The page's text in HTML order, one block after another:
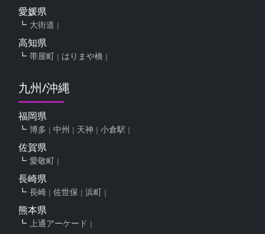
愛媛県
大街道
高知県
帯屋町 はりまや橋
九州/沖縄
福岡県
博多 中州 天神 小倉駅
佐賀県
愛敬町
長崎県
長崎 佐世保 浜町
熊本県
上通アーケード